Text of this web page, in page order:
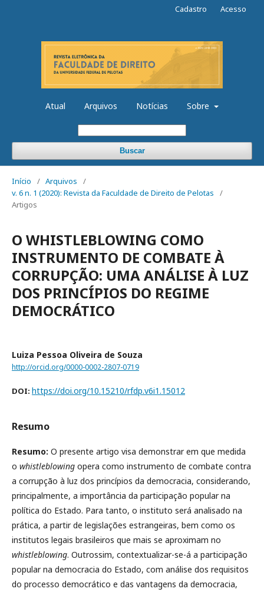
Atual Arquivos Notícias Sobre
Buscar
Cadastro Acesso
Início / Arquivos
/
v. 6 n. 1 (2020): Revista da Faculdade de Direito de Pelotas
/
Artigos
O WHISTLEBLOWING COMO
INSTRUMENTO DE COMBATE À
CORRUPÇÃO: UMA ANÁLISE À LUZ
DOS PRINCÍPIOS DO REGIME
DEMOCRÁTICO
Luiza Pessoa Oliveira de Souza
http://orcid.org/0000-0002-2807-0719
DOI: https://doi.org/10.15210/rfdp.v6i1.15012
Resumo
Resumo: O presente artigo visa demonstrar em que medida
o whistleblowing opera como instrumento de combate contra
a corrupção à luz dos princípios da democracia, considerando,
principalmente, a importância da participação popular na
política do Estado. Para tanto, o instituto será analisado na
prática, a partir de legislações estrangeiras, bem como os
institutos legais brasileiros que mais se aproximam no
whistleblowing. Outrossim, contextualizar-se-á a participação
popular na democracia do Estado, com análise dos requisitos
do processo democrático e das vantagens da democracia,